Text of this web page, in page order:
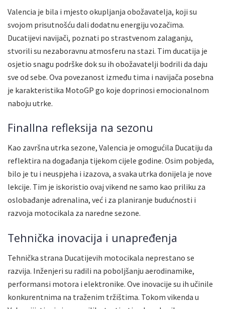
Valencia je bila i mjesto okupljanja obožavatelja, koji su
svojom prisutnošću dali dodatnu energiju vozačima.
Ducatijevi navijači, poznati po strastvenom zalaganju,
stvorili su nezaboravnu atmosferu na stazi. Tim ducatija je
osjetio snagu podrške dok su ih obožavatelji bodrili da daju
sve od sebe. Ova povezanost između tima i navijača posebna
je karakteristika MotoGP go koje doprinosi emocionalnom
naboju utrke.
Finallna refleksija na sezonu
Kao završna utrka sezone, Valencia je omogućila Ducatiju da
reflektira na događanja tijekom cijele godine. Osim pobjeda,
bilo je tu i neuspjeha i izazova, a svaka utrka donijela je nove
lekcije. Tim je iskoristio ovaj vikend ne samo kao priliku za
oslobađanje adrenalina, već i za planiranje budućnosti i
razvoja motocikala za naredne sezone.
Tehnička inovacija i unapređenja
Tehnička strana Ducatijevih motocikala neprestano se
razvija. Inženjeri su radili na poboljšanju aerodinamike,
performansi motora i elektronike. Ove inovacije su ih učinile
konkurentnima na traženim tržištima. Tokom vikenda u